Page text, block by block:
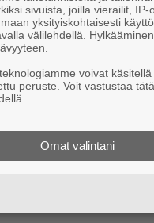
sivuista, joilla vierailit,
yksityiskohtaisesti
välilehdellä.
voivat
peruste. Voit vastustaa
Omat valintani